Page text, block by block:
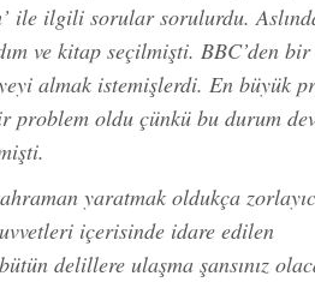
ile ilgili sorular sorulurdu.
ve kitap seçilmişti. BBC’den
almak istemişlerdi. En büyük
problem oldu çünkü bu durum
yaratmak oldukça
içerisinde idare edilen
delillere ulaşma şansınız